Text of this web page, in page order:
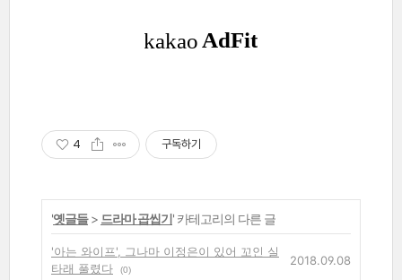
4 구독하기
'옛글들> 드라마 곱씹기' 카테고리의 다른 글
'아는 와이프', 그나마 이정은이 있어 꼬인 실
타래 풀렸다
(0)
2018.09.08